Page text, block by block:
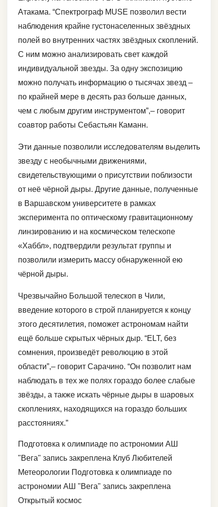
Атакама. “Спектрограф MUSE позволил вести
наблюдения крайне густонаселенных звёздных
полей во внутренних частях звёздных скоплений.
С ним можно анализировать свет каждой
индивидуальной звезды. За одну экспозицию
можно получать информацию о тысячах звезд –
по крайней мере в десять раз больше данных,
чем с любым другим инструментом”,– говорит
соавтор работы Себастьян Каманн.
Эти данные позволили исследователям выделить
звезду с необычными движениями,
свидетельствующими о присутствии поблизости
от неё чёрной дыры. Другие данные, полученные
в Варшавском университете в рамках
эксперимента по оптическому гравитационному
линзированию и на космическом телескопе
«Хаббл», подтвердили результат группы и
позволили измерить массу обнаруженной ею
чёрной дыры.
Чрезвычайно Большой телескоп в Чили,
введение которого в строй планируется к концу
этого десятилетия, поможет астрономам найти
ещё больше скрытых чёрных дыр. “ELT, без
сомнения, произведёт революцию в этой
области”,– говорит Сарачино. “Он позволит нам
наблюдать в тех же полях гораздо более слабые
звёзды, а также искать чёрные дыры в шаровых
скоплениях, находящихся на гораздо больших
расстояниях.”
Подготовка к олимпиаде по астрономии АШ
"Вега" запись закреплена Клуб Любителей
Метеорологии Подготовка к олимпиаде по
астрономии АШ "Вега" запись закреплена
Открытый космос